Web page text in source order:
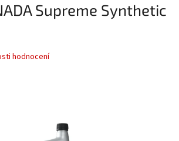
Supreme Synthetic
hodnocení